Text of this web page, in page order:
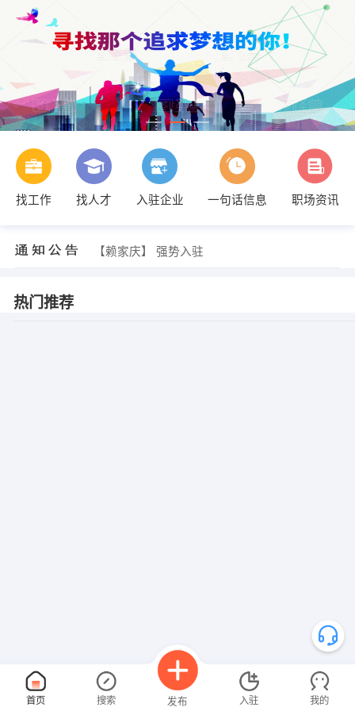
找工作 找人才 入驻企业 一句话信息
职场资讯
【赖家庆】 强势入驻
热门推荐
首页 搜索 发布 入驻 我的